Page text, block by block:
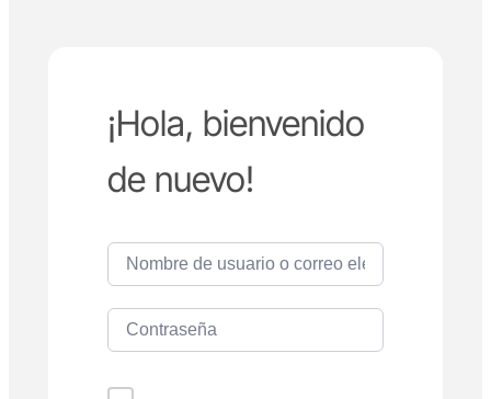
¡Hola, bienvenido
de nuevo!